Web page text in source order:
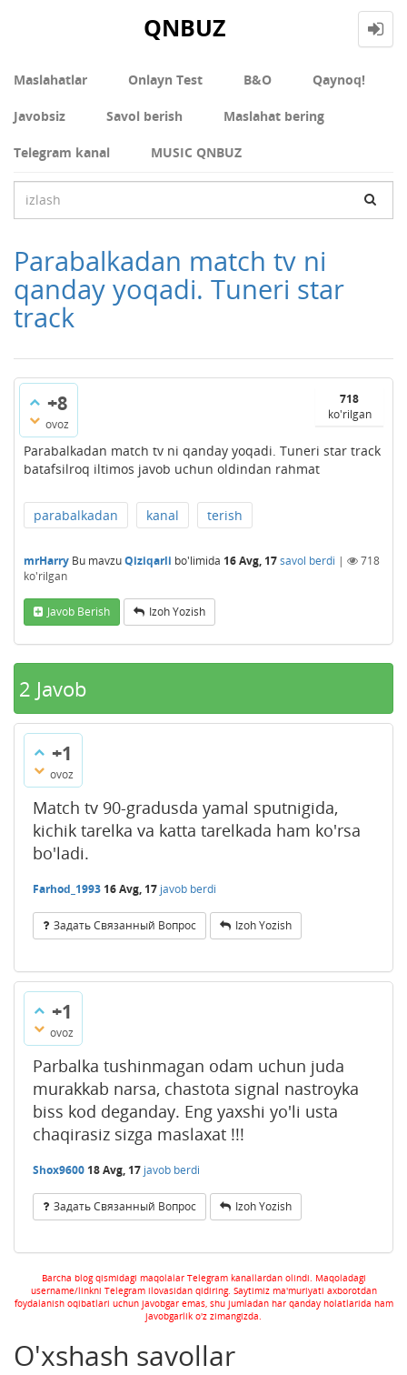
QNBUZ
Maslahatlar Onlayn Test В&О Qaynoq!
Javobsiz Savol berish Maslahat bering
Telegram kanal MUSIC QNBUZ
Parabalkadan match tv ni
qanday yoqadi. Tuneri star
track
+8
ovoz
718
ko'rilgan
Parabalkadan match tv ni qanday yoqadi. Tuneri star track
batafsilroq iltimos javob uchun oldindan rahmat
parabalkadan kanal terish
mrHarry Bu mavzuQiziqarli bo'limida 16 Avg, 17savol berdi |
718
ko'rilgan
Javob Berish Izoh Yozish
2 Javob
+1
ovoz
Match tv 90-gradusda yamal sputnigida,
kichik tarelka va katta tarelkada ham ko'rsa
bo'ladi.
Farhod_1993 16 Avg, 17 javob berdi
Задать Связанный Вопрос Izoh Yozish
+1
ovoz
Parbalka tushinmagan odam uchun juda
murakkab narsa, chastota signal nastroyka
biss kod deganday. Eng yaxshi yo'li usta
chaqirasiz sizga maslaxat !!!
Shox9600 18 Avg, 17 javob berdi
Задать Связанный Вопрос Izoh Yozish
Barcha blog qismidagi maqolalar Telegram kanallardan olindi. Maqoladagi
username/linkni Telegram ilovasidan qidiring. Saytimiz ma'muriyati axborotdan
foydalanish oqibatlari uchun javobgar emas, shu jumladan har qanday holatlarida ham
javobgarlik o'z zimangizda.
O'xshash savollar